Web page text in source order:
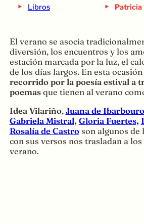
‣ Libros ‣ Patricia
El verano se asocia
diversión, los encuentros y los
estación marcada por la luz, el
de los días largos. En esta
recorrido por la poesía estival a
poemasque tienen al verano
Idea Vilariño, Juana de
Gabriela Mistral, Gloria Fuertes,
Rosalía de Castroson algunos de
con sus versos nos trasladan a
verano.